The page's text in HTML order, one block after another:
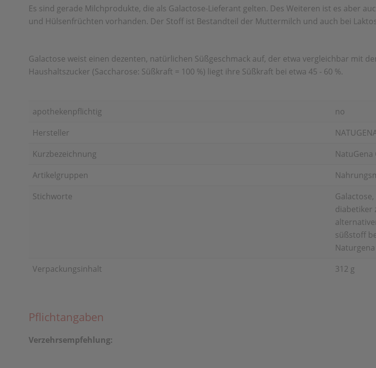
Es sind gerade Milchprodukte, die als Galactose-Lieferant gelten. Des Weite­ren ist es aber
und Hülsenfrüchten vorhanden. Der Stoff ist Bestandteil der Muttermilch und auch bei
Galactose weist einen dezenten, natürlichen Süßgeschmack auf, der etwa vergleichbar mit
Haushaltszucker (Saccharose: Süßkraft = 100 %) liegt ihre Süßkraft bei etwa 45 - 60 %.
apothekenpflichtig
no
Hersteller
Kurzbezeichnung
NatuGena
Artikelgruppen
Stichworte
diabetiker
süßstoff
Naturgena
Verpackungsinhalt
312 g
Pflichtangaben
Verzehrsempfehlung: